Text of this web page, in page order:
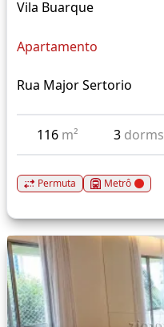
Vila Buarque
Apartamento
Rua Major Sertorio
116 m² 3 dorms
Permuta Metrô